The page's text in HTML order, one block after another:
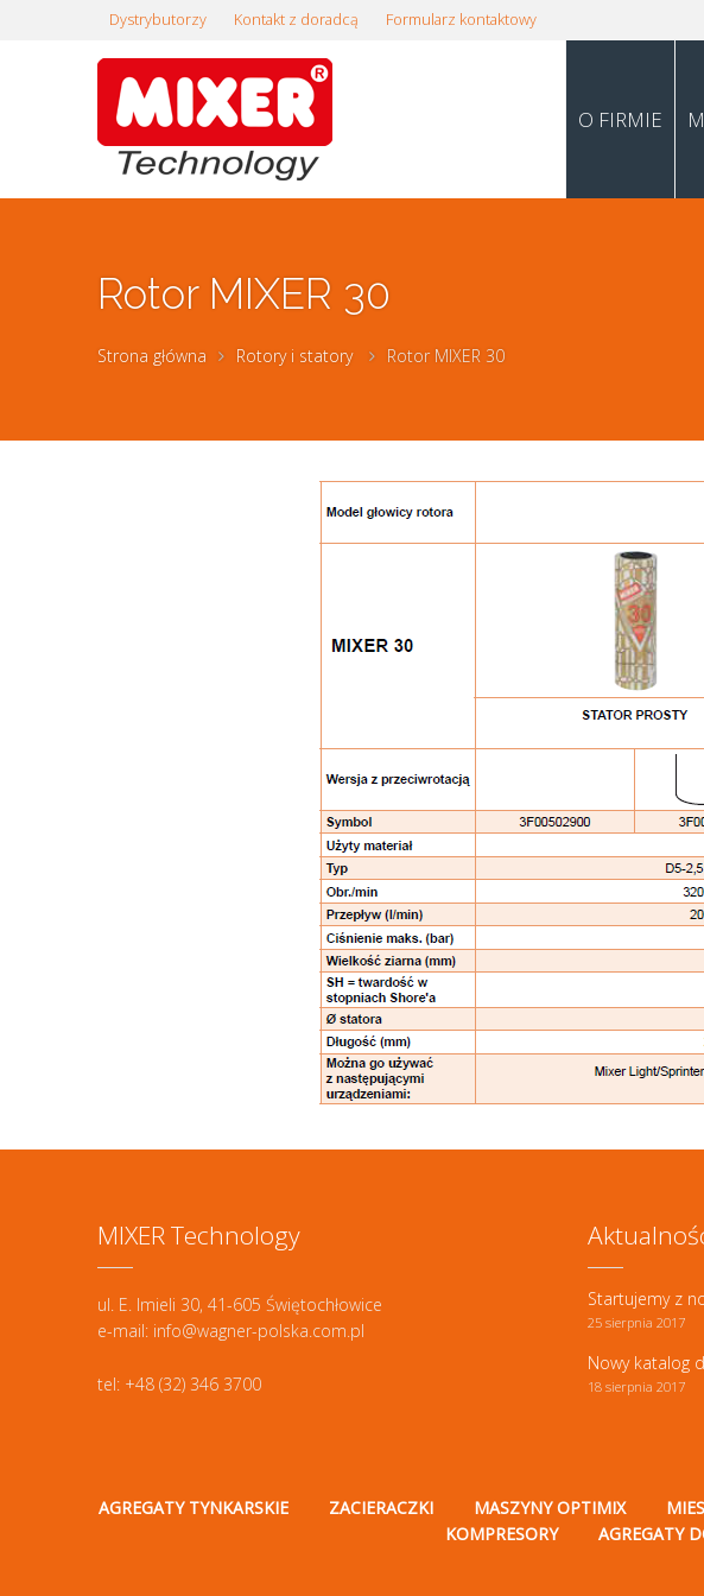
Dystrybutorzy Kontakt z doradcą Formularz kontaktowy
O FIRMIE
Rotor MIXER 30
Strona główna Rotory i statory Rotor MIXER 30
MIXER Technology
ul. E. Imieli 30, 41-605 Świętochłowice
e-mail: info@wagner-polska.com.pl
tel: +48 (32) 346 3700
Startujemy z
25 sierpnia 2017
Nowy katalog
18 sierpnia 2017
AGREGATY TYNKARSKIE ZACIERACZKI MASZYNY OPTIMIX
KOMPRESORY
AGREGATY